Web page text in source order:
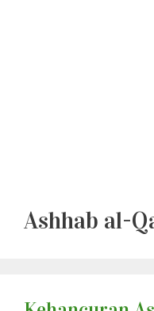
Ashhab al-